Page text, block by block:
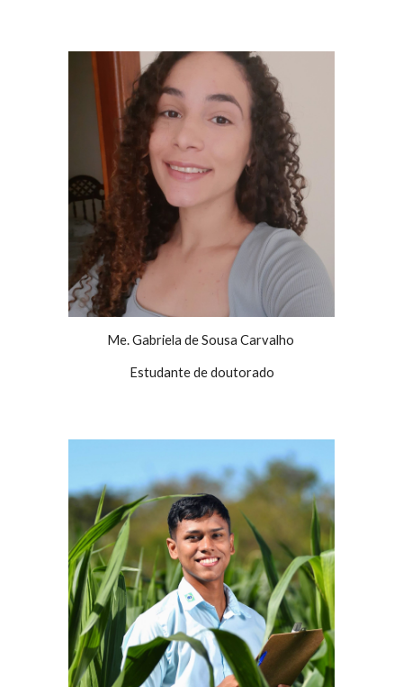
Me. Gabriela de Sousa Carvalho
Estudante de doutorado